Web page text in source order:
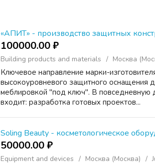
«АПИТ» - производство защитных
100000.00 ₽
Building products and materials Москва
Ключевое направление марки-
высокоуровневого защитного оснащения
меблировкой "под ключ". В повседневную
входит: разработка готовых проектов...
Soling Beauty - косметологическое
50000.00 ₽
Equipment and devices Москва (Москва)